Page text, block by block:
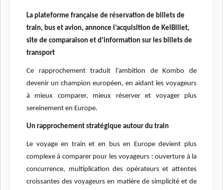
La plateforme française de réservation de billets de
train, bus et avion, annonce l’acquisition de KelBillet,
site de comparaison et d’information sur les billets de
transport
Ce rapprochement traduit l’ambition de Kombo de
devenir un champion européen, en aidant les voyageurs
à mieux comparer, mieux réserver et voyager plus
sereinement en Europe.
Un rapprochement stratégique autour du train
Le voyage en train et en bus en Europe devient plus
complexe à comparer pour les voyageurs : ouverture à la
concurrence, multiplication des opérateurs et attentes
croissantes des voyageurs en matière de simplicité et de